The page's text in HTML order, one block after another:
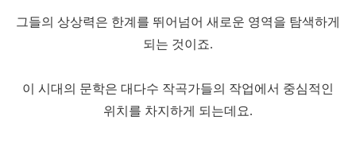
그들의 상상력은 한계를 뛰어넘어 새로운 영역을 탐색하게
되는 것이죠.
이 시대의 문학은 대다수 작곡가들의 작업에서 중심적인
위치를 차지하게 되는데요.